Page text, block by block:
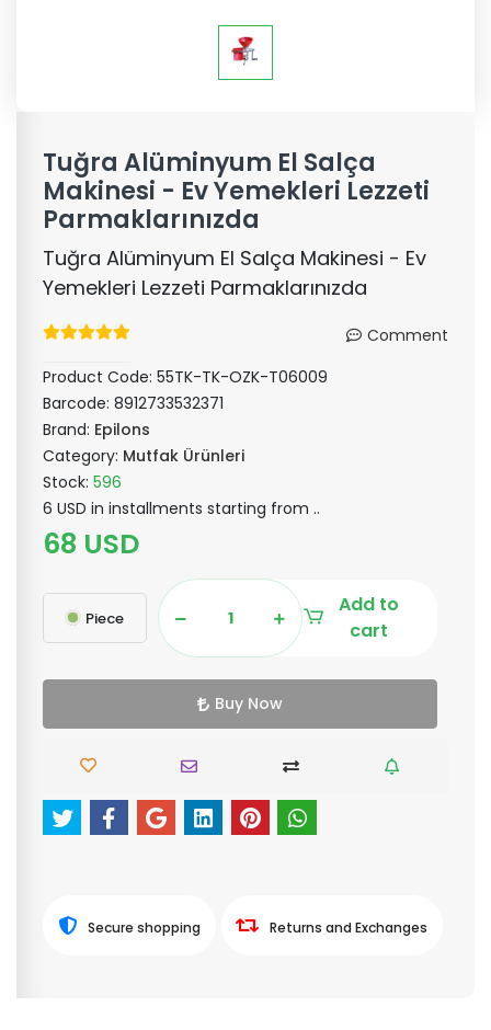
Tuğra Alüminyum El Salça
Makinesi - Ev Yemekleri Lezzeti
Parmaklarınızda
Tuğra Alüminyum El Salça Makinesi - Ev
Yemekleri Lezzeti Parmaklarınızda
Comment
Product Code: 55TK-TK-OZK-T06009
Barcode: 8912733532371
Brand: Epilons
Category: Mutfak Ürünleri
Stock: 596
6 USD in installments starting from ..
68 USD
Piece
Add to
cart
Buy Now
Secure shopping Returns and Exchanges